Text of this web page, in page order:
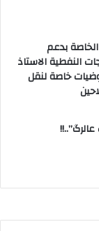
الخاصة بدعم
النفطية الاستاذ
خاصة لنقل